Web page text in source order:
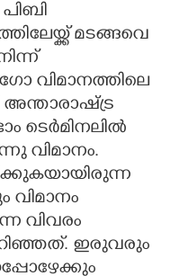
മടങ്ങവെ
വിമാനത്തിലെ
ടെർമിനലിൽ
വിമാനം.
വിമാനം
വിവരം
ഇരുവരും